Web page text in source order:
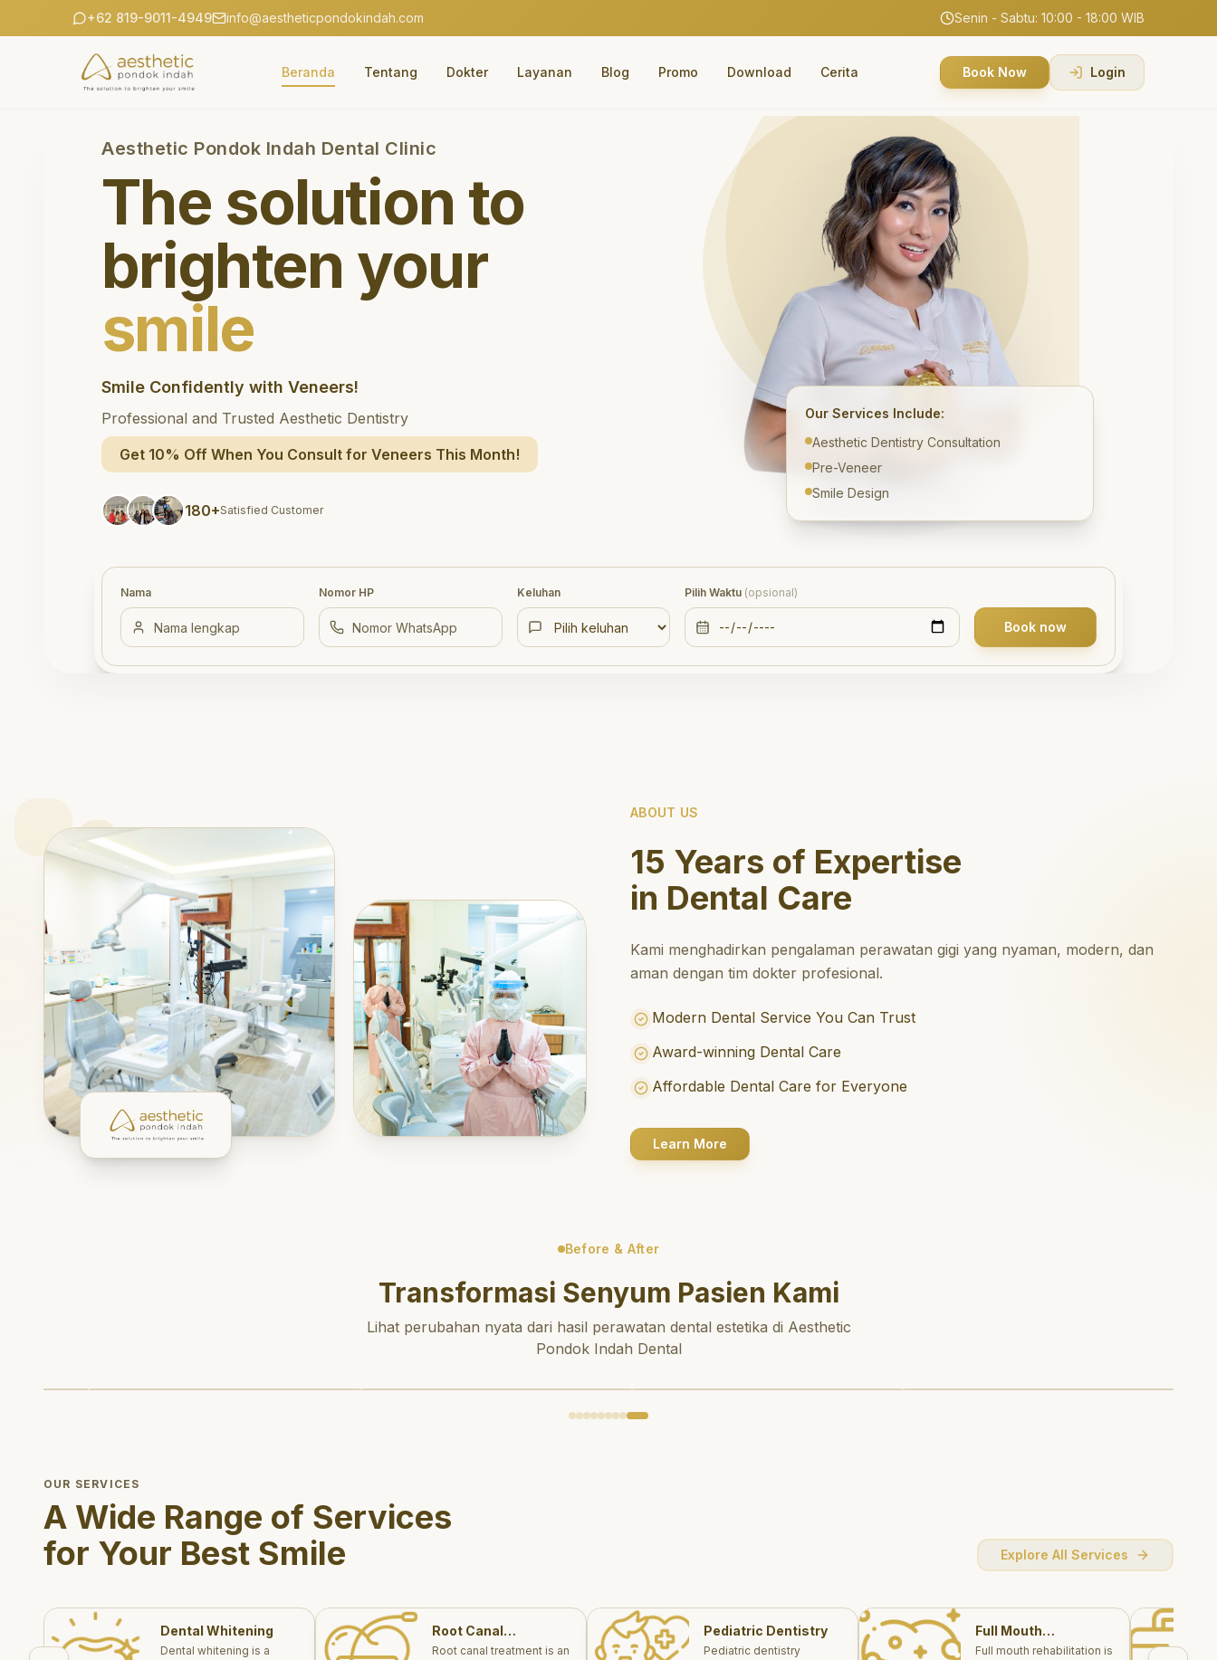
+62 819-9011-4949 info@aestheticpondokindah.com Senin - Sabtu: 10:00 - 18:00 WIB
Beranda Tentang Dokter Layanan Blog Promo Download Cerita Book Now Login
Aesthetic Pondok Indah Dental Clinic
The solution to
brighten your
smile
Smile Confidently with Veneers!
Professional and Trusted Aesthetic Dentistry
Get 10% Off When You Consult for Veneers This Month!
180+Satisfied Customer
Our Services Include:
Aesthetic Dentistry Consultation
Pre-Veneer
Smile Design
Nama Nomor HP Keluhan Pilih Waktu (opsional)
Book now
ABOUT US
15 Years of Expertise
in Dental Care
Kami menghadirkan pengalaman perawatan gigi yang nyaman, modern, dan
aman dengan tim dokter profesional.
Modern Dental Service You Can Trust
Award-winning Dental Care
Affordable Dental Care for Everyone
Learn More
Before & After
Transformasi Senyum Pasien Kami
Lihat perubahan nyata dari hasil perawatan dental estetika di Aesthetic
Pondok Indah Dental
OUR SERVICES
A Wide Range of Services
for Your Best Smile
Explore All Services
Dental Whitening
Dental whitening is a
Root Canal
Treatments
Root canal treatment is an
Pediatric Dentistry
Pediatric dentistry
Full Mouth
Rehabilitations
Full mouth rehabilitation is